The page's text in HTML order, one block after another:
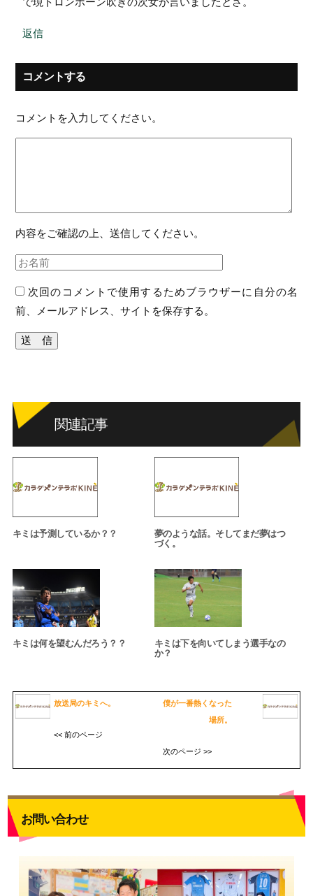
返信
コメントする
コメントを入力してください。
内容をご確認の上、送信してください。
次回のコメントで使用するためブラウザーに自分の名
前、メールアドレス、サイトを保存する。
関連記事
キミは予測しているか？？
夢のような話。そしてまだ夢はつ
づく。
キミは何を望むんだろう？？
キミは下を向いてしまう選手なの
か？
放送局のキミへ。
<< 前のページ
僕が一番熱くなった
場所。
次のページ >>
お問い合わせ